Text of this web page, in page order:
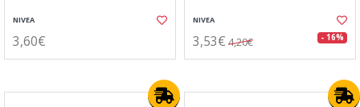
NIVEA
3,60€
NIVEA
3,53€ 4,20€ - 16%